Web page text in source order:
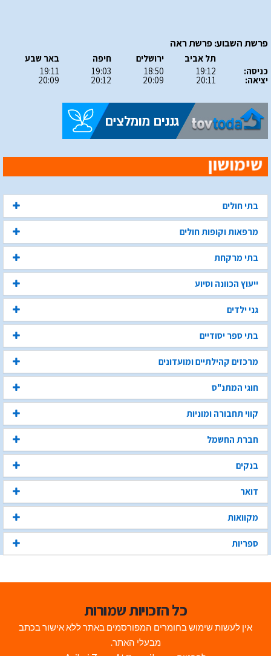
פרשת השבוע: פרשת ראה
כניסה:
יציאה:
תל אביב
19:12
20:11
ירושלים
18:50
20:09
חיפה
19:03
20:12
באר שבע
19:11
20:09
בתי חולים
מרפאות וקופות חולים
בתי מרקחת
ייעוץ הכוונה וסיוע
גני ילדים
בתי ספר יסודיים
מרכזים קהילתיים ומועדונים
חוגי המתנ"ס
קווי תחבורה ומוניות
חברת החשמל
בנקים
דואר
מקוואות
ספריות
כל הזכויות שמורות
אין לעשות שימוש בחומרים המפורסמים באתר ללא אישור בכתב
מבעלי האתר.